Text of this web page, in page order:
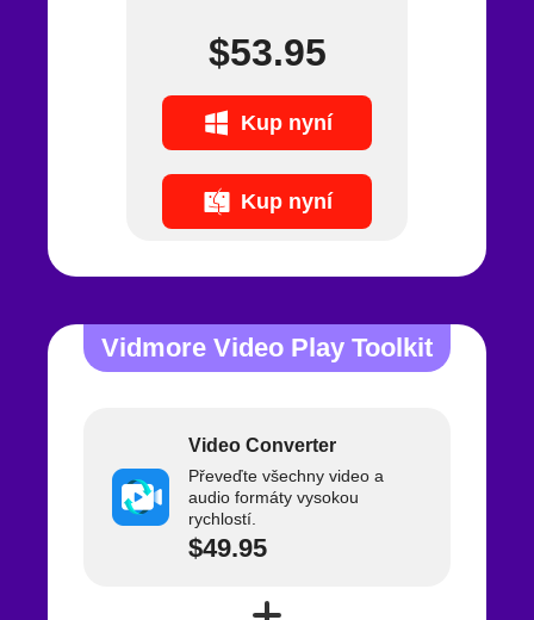
$53.95
Kup nyní
Kup nyní
Vidmore Video Play Toolkit
Video Converter
Převeďte všechny video a
audio formáty vysokou
rychlostí.
$49.95